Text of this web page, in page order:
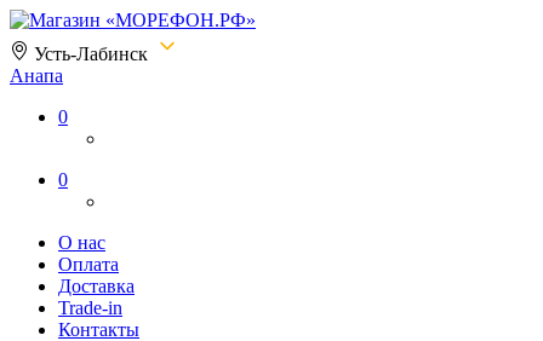
Усть-Лабинск
Анапа
Магазин «МОРЕФОН.РФ»
0
0
О нас
Оплата
Доставка
Trade-in
Контакты